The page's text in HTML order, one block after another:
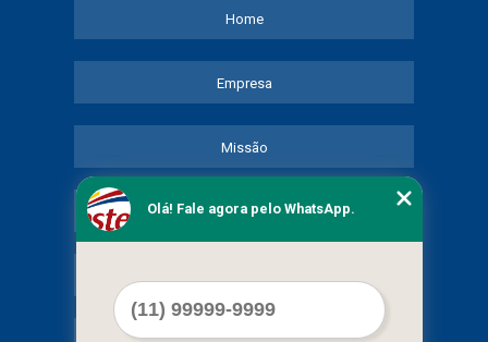
Home
Empresa
Missão
Serviços
Olá! Fale agora pelo WhatsApp.